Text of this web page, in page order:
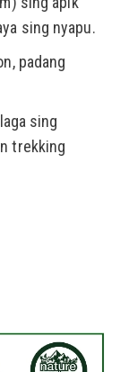
sing nyapu.
padang
sing
trekking